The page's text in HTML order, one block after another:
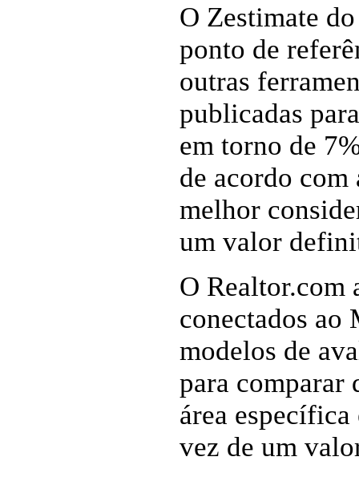
O Zestimate
ponto de
outras
publicadas
em torno de
de acordo
melhor
um valor
O Realtor.com
conectados ao
modelos de
para comparar
área
vez de um